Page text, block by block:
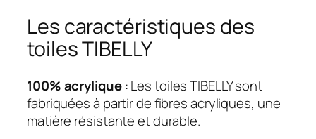
Les caractéristiques des
toiles TIBELLY
100% acrylique: Les toiles TIBELLY sont
fabriquées à partir de fibres acryliques, une
matière résistante et durable.